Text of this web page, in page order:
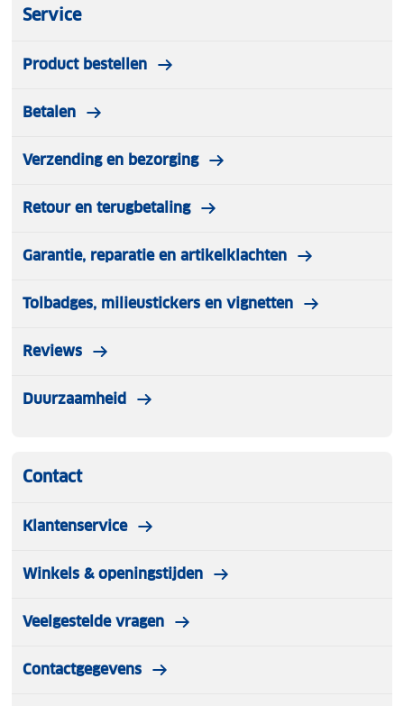
Service
Product bestellen
Betalen
Verzending en bezorging
Retour en terugbetaling
Garantie, reparatie en artikelklachten
Tolbadges, milieustickers en vignetten
Reviews
Duurzaamheid
Contact
Klantenservice
Winkels & openingstijden
Veelgestelde vragen
Contactgegevens